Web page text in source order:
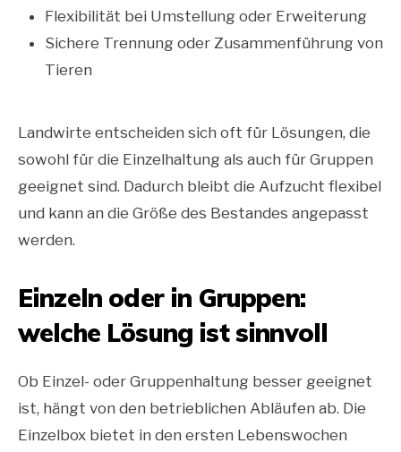
Flexibilität bei Umstellung oder Erweiterung
Sichere Trennung oder Zusammenführung von
Tieren
Landwirte entscheiden sich oft für Lösungen, die
sowohl für die Einzelhaltung als auch für Gruppen
geeignet sind. Dadurch bleibt die Aufzucht flexibel
und kann an die Größe des Bestandes angepasst
werden.
Einzeln oder in Gruppen:
welche Lösung ist sinnvoll
Ob Einzel- oder Gruppenhaltung besser geeignet
ist, hängt von den betrieblichen Abläufen ab. Die
Einzelbox bietet in den ersten Lebenswochen